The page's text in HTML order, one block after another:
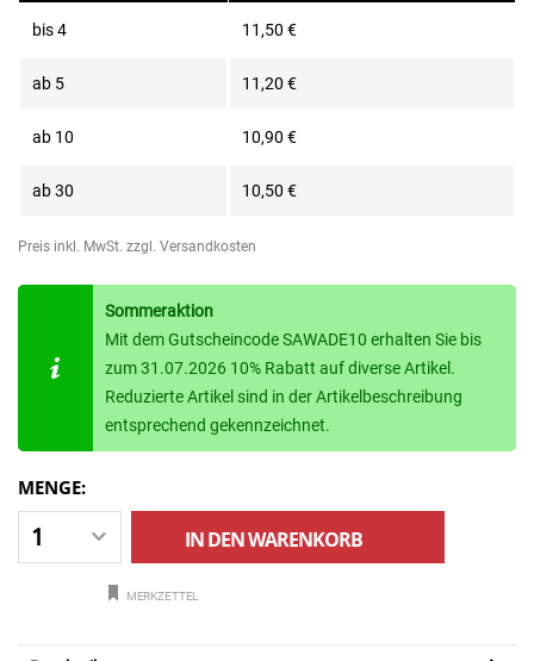
bis4 11,50 €
ab 5 11,20 €
ab 10 10,90 €
ab30 10,50 €
Preis inkl. MwSt. zzgl. Versandkosten
Sommeraktion
Mit dem Gutscheincode SAWADE10 erhalten Sie bis
zum 31.07.2026 10% Rabatt auf diverse Artikel.
Reduzierte Artikel sind in der Artikelbeschreibung
entsprechend gekennzeichnet.
MENGE:
IN DENWARENKORB
MERKZETTEL